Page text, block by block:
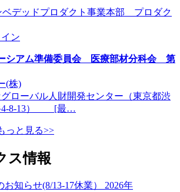
デッドプロダクト事業本部 プロダク
ン
シアム準備委員会 医療部材分科会 第
(株)
ローバル人財開発センター（東京都渋
4-8-13） [最…
っと見る>>
ス情報
お知らせ(8/13-17休業） 2026年